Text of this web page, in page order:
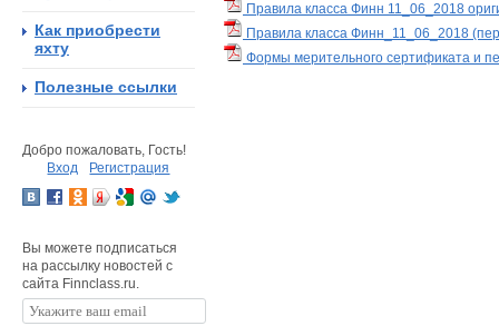
Правила класса Финн 11_06_2018
Правила класса Финн_11_06_2018
Формы мерительного сертификата и
Как приобрести
яхту
Полезные ссылки
Добро пожаловать, Гость!
Вход
Регистрация
Вы можете подписаться
на рассылку новостей с
сайта Finnclass.ru.